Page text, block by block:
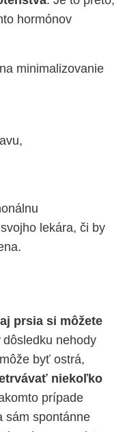
hormónov
minimalizovanie
lekára, či by
aj prsia si môžete
nehody
byť ostrá,
niekoľko
prípade
sám spontánne